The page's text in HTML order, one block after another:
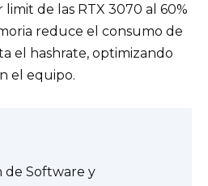
de las RTX 3070 al 60%
reduce el consumo de
el hashrate, optimizando
el equipo.
de Software y